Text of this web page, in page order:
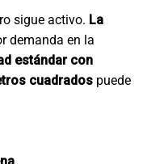
sigue activo. La
demanda en la
estándar con
cuadrados puede